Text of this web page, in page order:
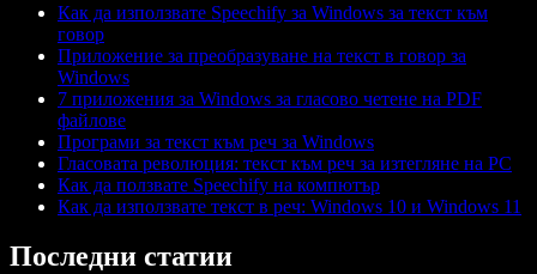
Как да използвате Speechify за Windows за текст към
говор
Приложение за преобразуване на текст в говор за
Windows
7 приложения за Windows за гласово четене на PDF
файлове
Програми за текст към реч за Windows
Гласовата революция: текст към реч за изтегляне на PC
Как да ползвате Speechify на компютър
Как да използвате текст в реч: Windows 10 и Windows 11
Последни статии